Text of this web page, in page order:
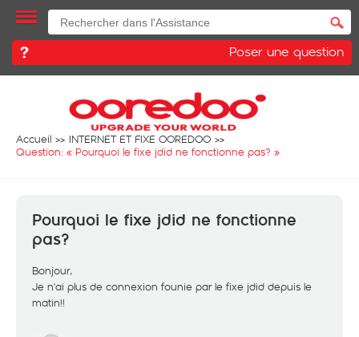
Poser une question
Accueil
INTERNET ET FIXE OOREDOO
Question: « Pourquoi le fixe jdid ne fonctionne pas? »
Pourquoi le fixe jdid ne fonctionne
pas?
Bonjour,
Je n'ai plus de connexion founie par le fixe jdid depuis le
matin!!